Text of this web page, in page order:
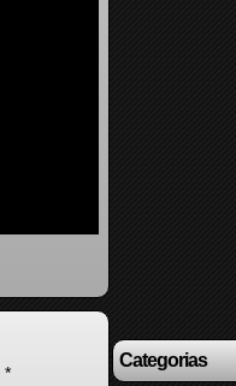
*
Categorias